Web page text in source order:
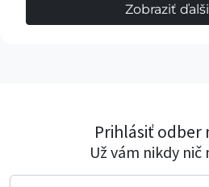
Zobraziť
Prihlásiť odber
Už vám nikdy nič